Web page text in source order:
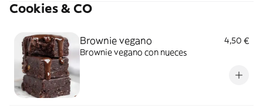
Cookies & CO
Brownie vegano
4,50 €
Brownie vegano con nueces